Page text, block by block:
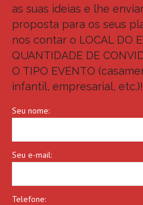
as suas ideias e lhe
proposta para os seus
nos contar o LOCAL DO
QUANTIDADE DE
O TIPO EVENTO
infantil, empresarial, etc.)!
Seu nome:
Seu e-mail:
Telefone: